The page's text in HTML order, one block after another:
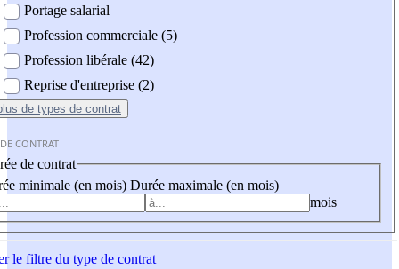
Portage salarial
Profession commerciale (5)
Profession libérale (42)
Reprise d'entreprise (2)
de types de contrat
CONTRAT
de contrat
minimale (en mois) Durée maximale (en mois)
mois
le filtre du type de contrat